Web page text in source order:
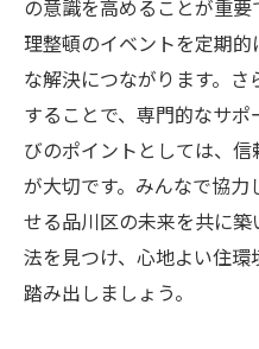
の意識を高めることが重
理整頓のイベントを定期
な解決につながります。
することで、専門的なサ
びのポイントとしては、
が大切です。みんなで協
せる品川区の未来を共に
法を見つけ、心地よい住
踏み出しましょう。